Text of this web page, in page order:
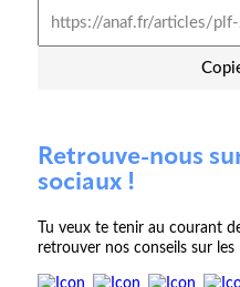
Retrouve-nous
sociaux !
Tu veux te tenir au courant
retrouver nos conseils sur les